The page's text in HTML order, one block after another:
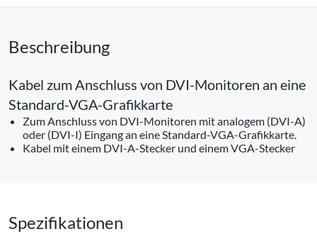
Beschreibung
Kabel zum Anschluss von DVI-Monitoren an eine
Standard-VGA-Grafikkarte
Zum Anschluss von DVI-Monitoren mit analogem (DVI-A)
oder (DVI-I) Eingang an eine Standard-VGA-Grafikkarte.
Kabel mit einem DVI-A-Stecker und einem VGA-Stecker
Spezifikationen